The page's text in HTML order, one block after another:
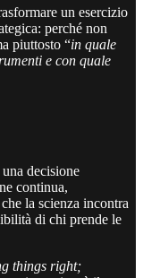
un esercizio
perché non
piuttosto “in quale
e con quale
decisione
continua,
la scienza incontra
di chi prende le
things right;